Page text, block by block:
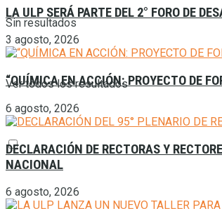
Sin resultados
Ver todos los resultados
LA ULP SERÁ PARTE DEL 2° FORO DE
3 agosto, 2026
“QUÍMICA EN ACCIÓN: PROYECTO DE
6 agosto, 2026
DECLARACIÓN DE RECTORAS Y
NACIONAL
6 agosto, 2026